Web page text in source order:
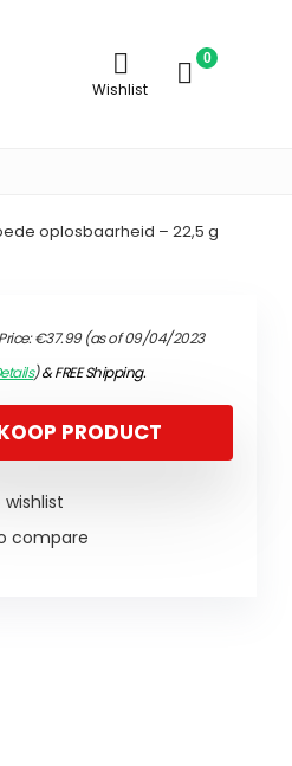
Wishlist
0
oplosbaarheid – 22,5 g
€37.99(as of 09/04/2023
)&FREE Shipping.
PRODUCT
compare